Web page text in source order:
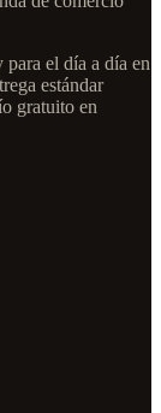
el día a día en
estándar
gratuito en